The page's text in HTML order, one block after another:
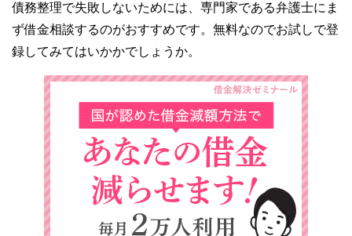
債務整理で失敗しないためには、専門家である弁護士にま
ず借金相談するのがおすすめです。無料なのでお試しで登
録してみてはいかかでしょうか。